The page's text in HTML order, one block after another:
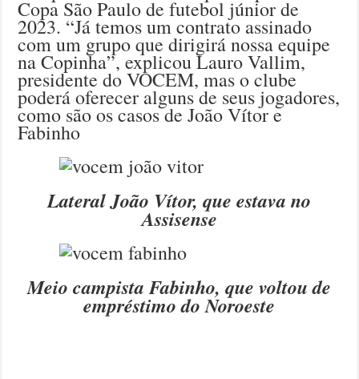
Copa São Paulo de futebol júnior de
2023. “Já temos um contrato assinado
com um grupo que dirigirá nossa equipe
na Copinha”, explicou Lauro Vallim,
presidente do VOCEM, mas o clube
poderá oferecer alguns de seus jogadores,
como são os casos de João Vítor e
Fabinho
Lateral João Vítor, que estava no
Assisense
Meio campista Fabinho, que voltou de
empréstimo do Noroeste